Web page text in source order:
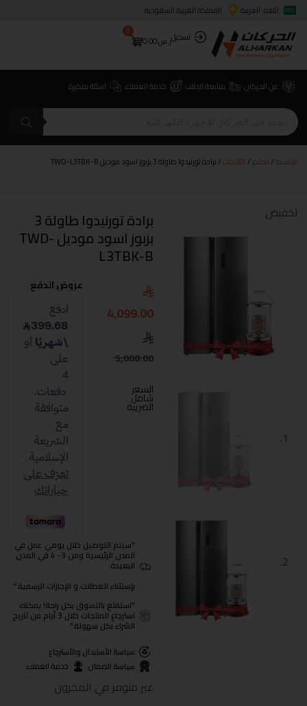
اللغة: العربية
المملكة العربية السعودية
تسجيلر.س0.00
0
عن الحركان متابعة الطلب خدمة العملاء اسئلة متكررة
الرئيسية/المتجر/الثلاجات/ برادة تورنيدوا طاولة 3 بزبوز اسود موديل TWD-L3TBK-B
تخفيض برادة تورنيدوا طاولة 3
بزبوز اسود موديل TWD-
L3TBK-B
5,000.00
4,099.00
السعر
شامل
الضريبة
عروض الدفع
"سيتم التوصيل خلال يومي عمل في
المدن الرئيسية ومن 3- 4 في المدن
البعيدة.
بإستثناء العطلات و الإجازات الرسمية."
"استمتع بالتسوق بكل راحة! يمكنك
استرجاع المنتجات خلال 3 أيام من تاريخ
الشراء بكل سهولة."
سياسة الأستبدال والأسترجاع
سياسة الضمان
خدمة العملاء
غير متوفر في المخزون